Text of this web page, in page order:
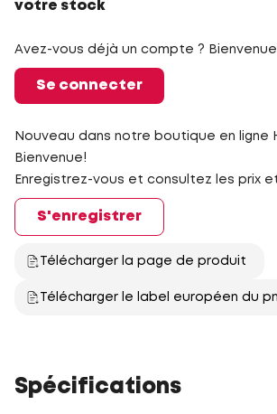
votre stock
Avez-vous déjà un compte ?
Se connecter
Nouveau dans notre boutique en ligne
Bienvenue!
Enregistrez-vous et consultez les prix
S'enregistrer
Télécharger la page de produit
Télécharger le label européen du
Spécifications